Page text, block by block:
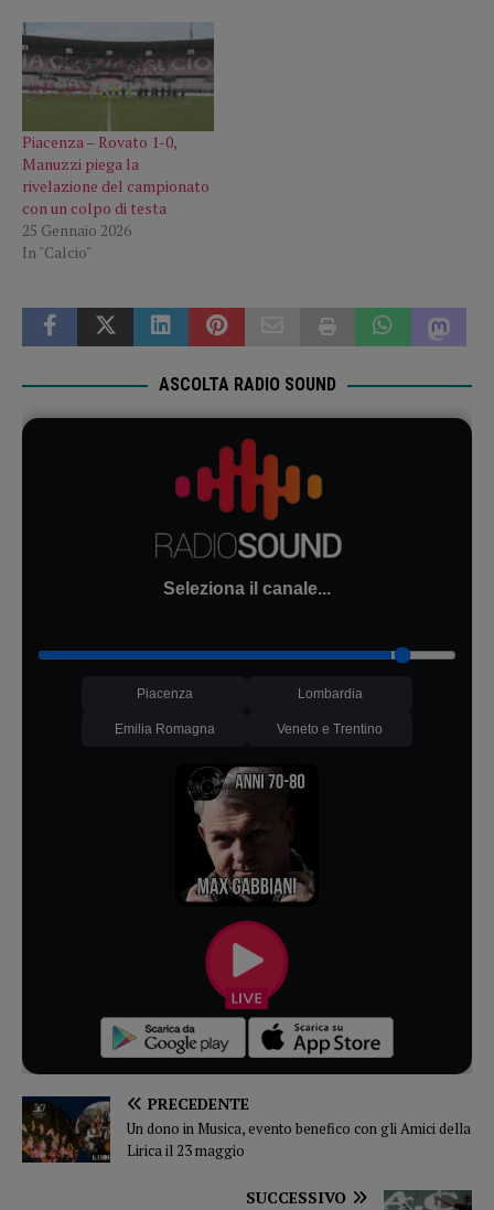
Piacenza – Rovato 1-0,
Manuzzi piega la
rivelazione del campionato
con un colpo di testa
25 Gennaio 2026
In "Calcio"
ASCOLTA RADIO SOUND
Seleziona il canale...
Piacenza Lombardia
Emilia Romagna Veneto e Trentino
PRECEDENTE
Un dono in Musica, evento benefico con gli Amici della
Lirica il 23 maggio
SUCCESSIVO